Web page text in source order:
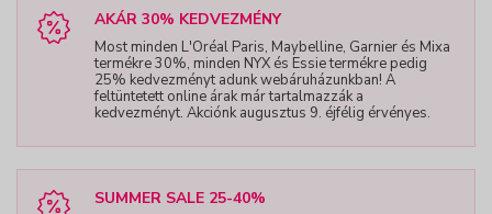
AKÁR 30% KEDVEZMÉNY
Most minden L'Oréal Paris, Maybelline, Garnier és Mixa
termékre 30%, minden NYX és Essie termékre pedig
25% kedvezményt adunk webáruházunkban! A
feltüntetett online árak már tartalmazzák a
kedvezményt. Akciónk augusztus 9. éjfélig érvényes.
SUMMER SALE 25-40%